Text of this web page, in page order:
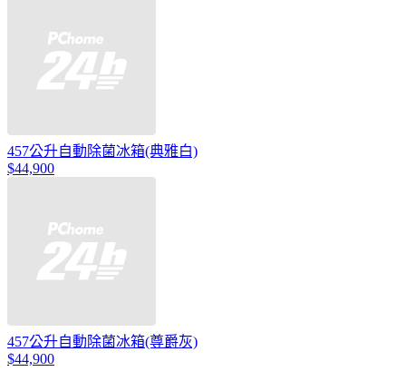
457公升自動除菌冰箱(典雅白)
$44,900
457公升自動除菌冰箱(尊爵灰)
$44,900